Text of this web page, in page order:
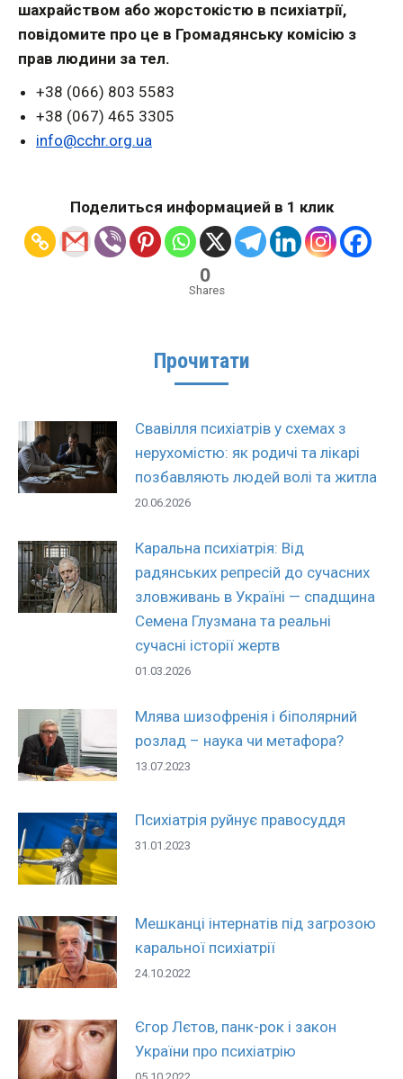
шахрайством або жорстокістю в психіатрії,
повідомите про це в Громадянську комісію з
прав людини за тел.
+38 (066) 803 5583
+38 (067) 465 3305
info@cchr.org.ua
Поделиться информацией в 1 клик
0
Shares
Прочитати
Свавілля психіатрів у схемах з
нерухомістю: як родичі та лікарі
позбавляють людей волі та житла
20.06.2026
Каральна психіатрія: Від
радянських репресій до сучасних
зловживань в Україні — спадщина
Семена Глузмана та реальні
сучасні історії жертв
01.03.2026
Млява шизофренія і біполярний
розлад – наука чи метафора?
13.07.2023
Психіатрія руйнує правосуддя
31.01.2023
Мешканці інтернатів під загрозою
каральної психіатрії
24.10.2022
Єгор Лєтов, панк-рок і закон
України про психіатрію